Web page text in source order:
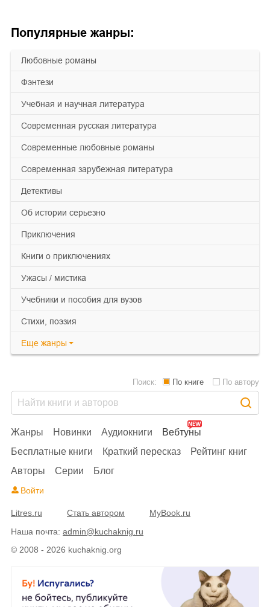
Популярные жанры:
любовные романы
фэнтези
учебная и научная литература
современная русская литература
современные любовные романы
современная зарубежная литература
детективы
об истории серьезно
приключения
книги о приключениях
ужасы / мистика
учебники и пособия для вузов
cтихи, поэзия
Еще жанры
© 2008 - 2026 kuchaknig.org
Жанры Новинки Аудиокниги
Вебтуны
Бесплатные книги
Краткий пересказ
Рейтинг книг
Авторы
Серии Блог
Поиск: По книге По автору
Войти
Litres.ru Стать автором
MyBook.ru
Наша почта: admin@kuchaknig.ru